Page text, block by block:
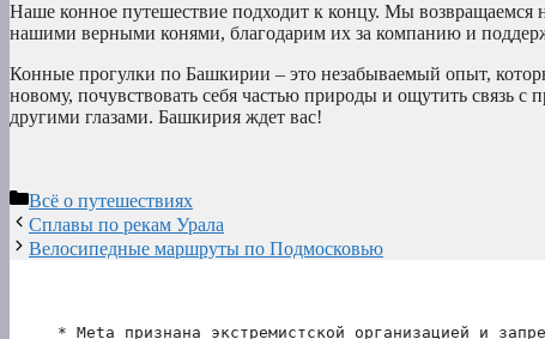
Наше конное путешествие подходит к концу. Мы
нашими верными конями, благодарим их за компанию и
Конные прогулки по Башкирии – это незабываемый опыт,
новому, почувствовать себя частью природы и ощутить связь
другими глазами. Башкирия ждет вас!
Рубрики
Всё о путешествиях
Сплавы по рекам Урала
Велосипедные маршруты по Подмосковью
* Meta признана экстремистской организацией и